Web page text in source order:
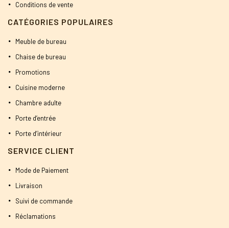
Conditions de vente
CATÉGORIES POPULAIRES
Meuble de bureau
Chaise de bureau
Promotions
Cuisine moderne
Chambre adulte
Porte d’entrée
Porte d’intérieur
SERVICE CLIENT
Mode de Paiement
Livraison
Suivi de commande
Réclamations